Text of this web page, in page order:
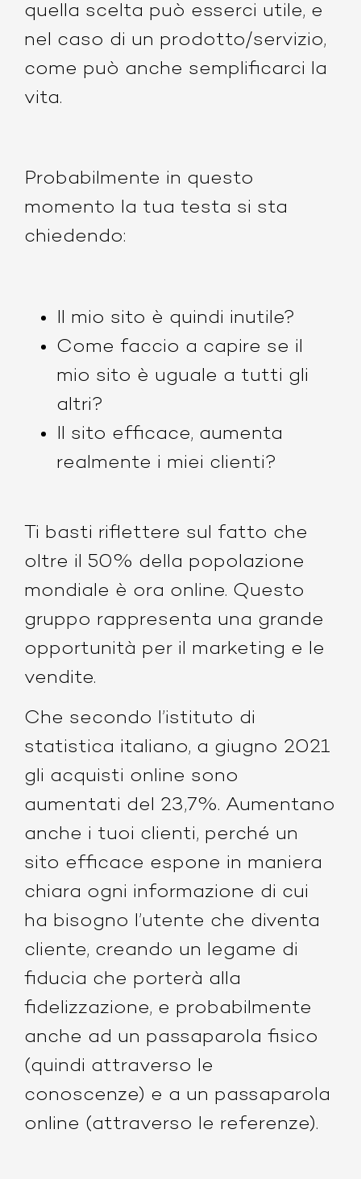
quella scelta può esserci utile, e
nel caso di un prodotto/servizio,
come può anche semplificarci la
vita.
Probabilmente in questo
momento la tua testa si sta
chiedendo:
Il mio sito è quindi inutile?
Come faccio a capire se il
mio sito è uguale a tutti gli
altri?
Il sito efficace, aumenta
realmente i miei clienti?
Ti basti riflettere sul fatto che
oltre il 50% della popolazione
mondiale è ora online. Questo
gruppo rappresenta una grande
opportunità per il marketing e le
vendite.
Che secondo l’istituto di
statistica italiano, a giugno 2021
gli acquisti online sono
aumentati del 23,7%. Aumentano
anche i tuoi clienti, perché un
sito efficace espone in maniera
chiara ogni informazione di cui
ha bisogno l’utente che diventa
cliente, creando un legame di
fiducia che porterà alla
fidelizzazione, e probabilmente
anche ad un passaparola fisico
(quindi attraverso le
conoscenze) e a un passaparola
online (attraverso le referenze).